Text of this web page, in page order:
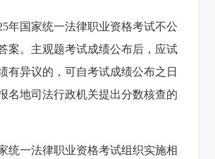
年国家统一法律职业资格考试不公
案。主观题考试成绩公布后，应试
有异议的，可自考试成绩公布之日
名地司法行政机关提出分数核查的
统一法律职业资格考试组织实施相